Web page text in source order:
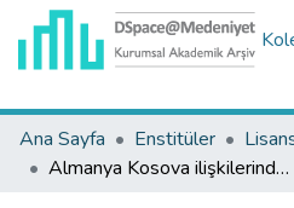
Ana Sayfa
Enstitüler
Almanya Kosova ilişkilerinde 'Sivil güç'ün rolü: Kültürel işbirliği ve eğitim alanları özelinde bir inceleme